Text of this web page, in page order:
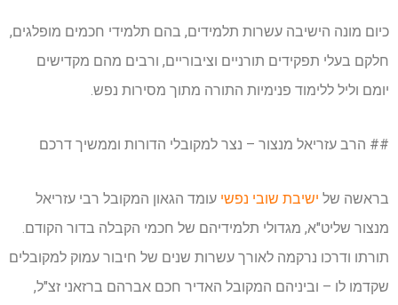
כיום מונה הישיבה עשרות תלמידים, בהם תלמידי חכמים מופלגים,
חלקם בעלי תפקידים תורניים וציבוריים, ורבים מהם מקדישים
יומם וליל ללימוד פנימיות התורה מתוך מסירות נפש.
## הרב עזריאל מנצור – נצר למקובלי הדורות וממשיך דרכם
בראשה של ישיבת שובי נפשי עומד הגאון המקובל רבי עזריאל
מנצור שליט"א, מגדולי תלמידיהם של חכמי הקבלה בדור הקודם.
תורתו ודרכו נרקמה לאורך עשרות שנים של חיבור עמוק למקובלים
שקדמו לו – וביניהם המקובל האדיר חכם אברהם ברזאני זצ"ל,